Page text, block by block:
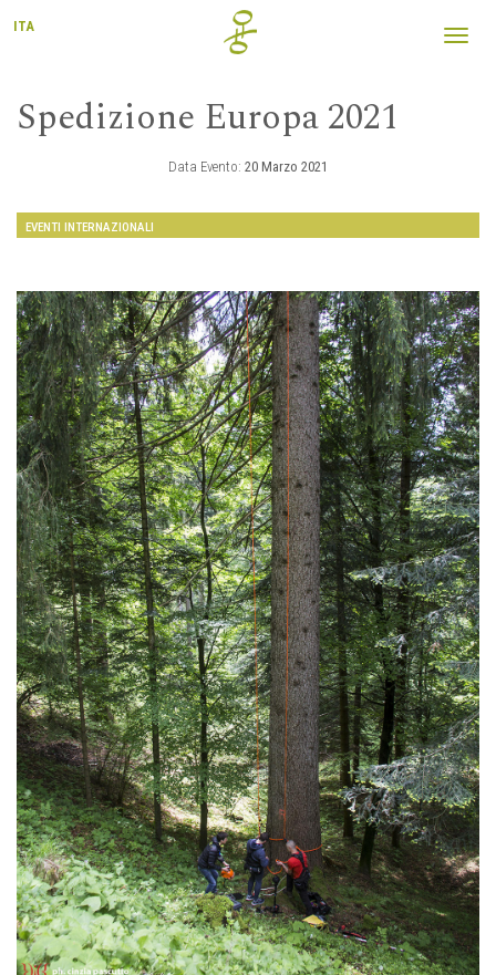
ITA
Spedizione Europa 2021
Data Evento: 20 Marzo 2021
EVENTI INTERNAZIONALI